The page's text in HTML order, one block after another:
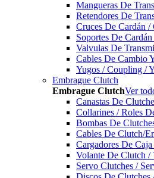
Mangueras De
Retendores De
Cruces De Cardán /
Soportes De
Valvulas De
Cables De Cambio
Yugos / Coupling /
Embrague Clutch
Embrague ClutchVer
Canastas De
Collarines / Roles
Bombas De
Cables De Clutch/
Cargadores De
Volante De Clutch /
Servo Clutches /